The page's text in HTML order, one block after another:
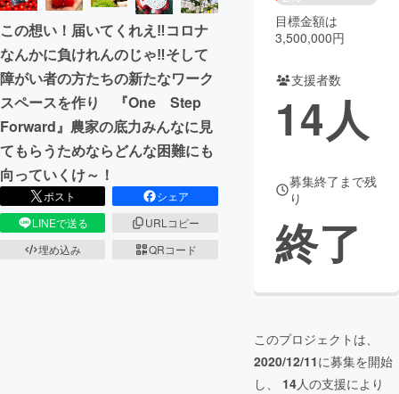
まちづくり・地域活性化
CAMPFIRE for Social Good
CAMPFIRE Creation
CAMPFIREふるさと納税
コミュニティ
この想い！届いてくれえ‼コロナ
なんかに負けれんのじゃ‼そして
障がい者の方たちの新たなワーク
スペースを作り 『One Step
Forward』農家の底力みんなに見
てもらうためならどんな困難にも
向っていくけ～！
ポスト
シェア
LINEで送る
URLコピー
埋め込み
QRコード
目標金額は
3,500,000円
支援者数
14人
募集終了まで残
り
終了
このプロジェクトは、
2020/12/11に募集を開始
し、 14人の支援により